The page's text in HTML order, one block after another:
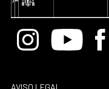
InstagramYoutube